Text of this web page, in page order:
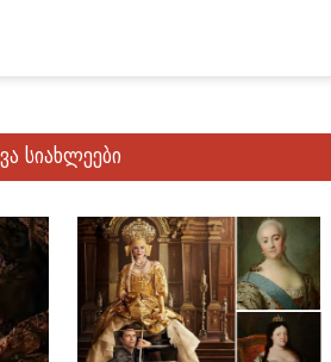
სიახლეები